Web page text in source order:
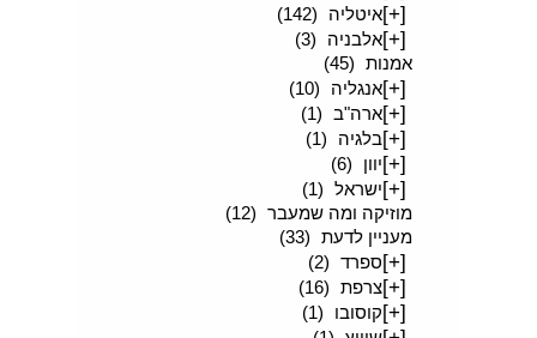
[+]איטליה (142)
[+]אלבניה
(3)
אמנות (45)
[+]אנגליה (10)
[+]ארה"ב (1)
[+]בלגיה (1)
[+]יוון (6)
[+]ישראל (1)
מוזיקה ומה שמעבר (12)
מעניין לדעת (33)
[+]ספרד (2)
[+]צרפת (16)
[+]קוסובו (1)